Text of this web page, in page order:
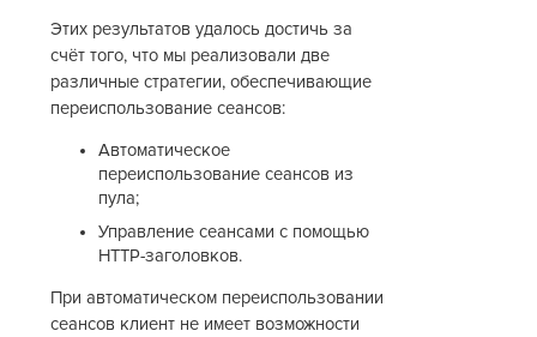
Этих результатов удалось достичь за
счёт того, что мы реализовали две
различные стратегии, обеспечивающие
переиспользование сеансов:
Автоматическое
переиспользование сеансов из
пула;
Управление сеансами с помощью
HTTP-заголовков.
При автоматическом переиспользовании
сеансов клиент не имеет возможности